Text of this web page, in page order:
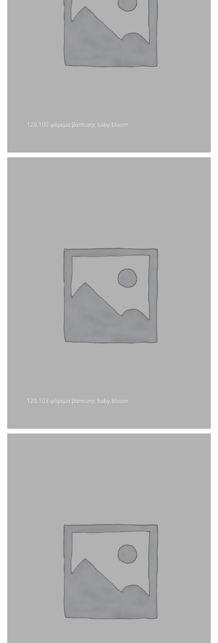
120.100 φόρεμα βάπτισης baby bloom
120.103 φόρεμα βάπτισης baby bloom